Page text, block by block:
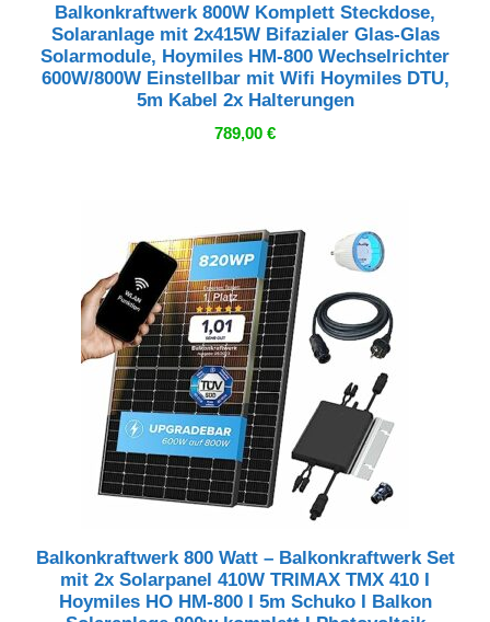
Balkonkraftwerk 800W Komplett Steckdose,
Solaranlage mit 2x415W Bifazialer Glas-Glas
Solarmodule, Hoymiles HM-800 Wechselrichter
600W/800W Einstellbar mit Wifi Hoymiles DTU,
5m Kabel 2x Halterungen
789,00 €
Balkonkraftwerk 800 Watt – Balkonkraftwerk Set
mit 2x Solarpanel 410W TRIMAX TMX 410 I
Hoymiles HO HM-800 I 5m Schuko I Balkon